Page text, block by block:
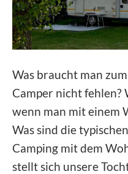
Was braucht man
Camper nicht fehlen?
wenn man mit einem
Was sind die
Camping mit dem
stellt sich unsere